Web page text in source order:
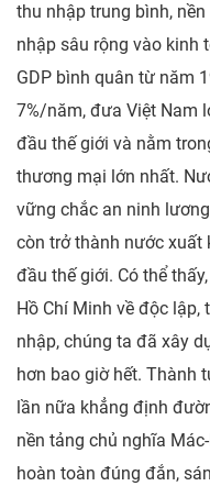
thu nhập trung bình,
nhập sâu rộng vào kinh
GDP bình quân từ năm
7%/năm, đưa Việt Nam
đầu thế giới và nằm
thương mại lớn nhất.
vững chắc an ninh
còn trở thành nước xuất
đầu thế giới. Có thể
Hồ Chí Minh về độc
nhập, chúng ta đã xây
hơn bao giờ hết. Thành
lần nữa khẳng định
nền tảng chủ nghĩa
hoàn toàn đúng đắn,